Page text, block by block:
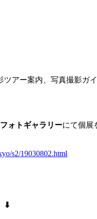
ツアー案内、写真撮影
ォトギャラリーにて個展
s2/19030802.html
⬇︎